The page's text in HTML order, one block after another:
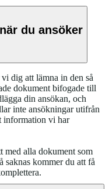
du ansöker
dig att lämna in den så
dokument bifogade till
din ansökan, och
inte ansökningar utifrån
information vi har
med alla dokument som
saknas kommer du att få